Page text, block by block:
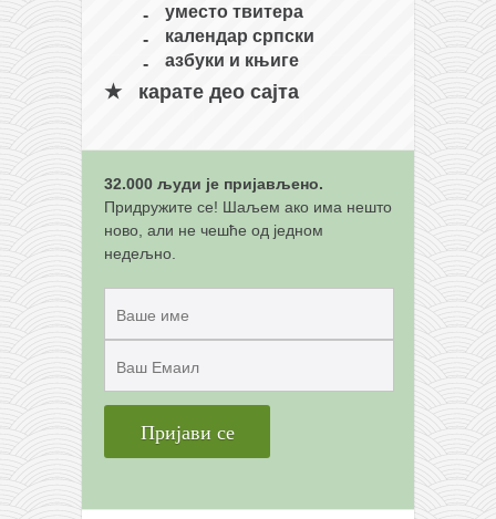
уместо твитера
календар српски
азбуки и књиге
карате део сајта
32.000 људи је пријављено.
Придружите се! Шаљем ако има нешто
ново, али не чешће од једном
недељно.